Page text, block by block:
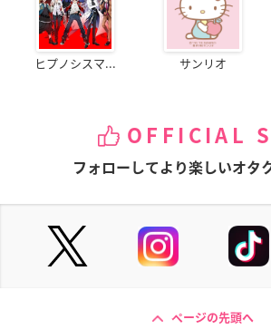
ヒプノシスマ... サンリオ
OFFICIAL
フォローしてより楽しいオタ
ページの先頭へ